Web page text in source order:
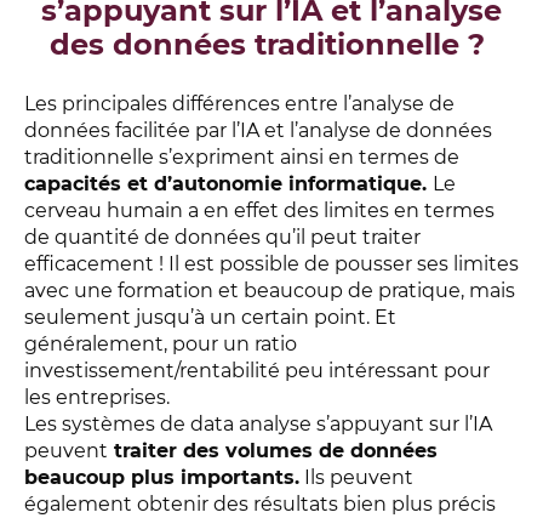
s’appuyant sur l’IA et l’analyse
des données traditionnelle ?
Les principales différences entre l’analyse de
données facilitée par l’IA et l’analyse de données
traditionnelle s’expriment ainsi en termes de
capacités et d’autonomie informatique. Le
cerveau humain a en effet des limites en termes
de quantité de données qu’il peut traiter
efficacement ! Il est possible de pousser ses limites
avec une formation et beaucoup de pratique, mais
seulement jusqu’à un certain point. Et
généralement, pour un ratio
investissement/rentabilité peu intéressant pour
les entreprises.
Les systèmes de data analyse s’appuyant sur l’IA
peuvent traiter des volumes de données
beaucoup plus importants. Ils peuvent
également obtenir des résultats bien plus précis